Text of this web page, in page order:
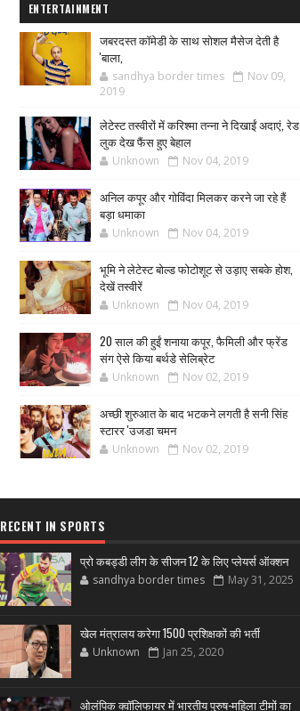
ENTERTAINMENT
जबरदस्त कॉमेडी के साथ सोशल मैसेज देती है
'बाला,
sandhya border times
Nov 09,
2019
लेटेस्ट तस्वीरों में करिश्मा तन्ना ने दिखाईं अदाएं, रेड
लुक देख फैंस हुए बेहाल
Unknown Nov 04, 2019
अनिल कपूर और गोविंदा मिलकर करने जा रहे हैं
बड़ा धमाका
Unknown Nov 04, 2019
भूमि ने लेटेस्ट बोल्ड फोटोशूट से उड़ाए सबके होश,
देखें तस्वीरें
Unknown Nov 04, 2019
20 साल की हुईं शनाया कपूर, फैमिली और फ्रेंड
संग ऐसे किया बर्थडे सेलिब्रेट
Unknown Nov 02, 2019
अच्छी शुरुआत के बाद भटकने लगती है सनी सिंह
स्टारर 'उजडा चमन
Unknown Nov 02, 2019
RECENT IN SPORTS
प्रो कबड्डी लीग के सीजन 12 के लिए प्लेयर्स ऑक्शन
sandhya border times May 31, 2025
खेल मंत्रालय करेगा 1500 प्रशिक्षकों की भर्ती
Unknown Jan 25, 2020
ओलंपिक क्वॉलिफायर में भारतीय पुरुष-महिला टीमों का